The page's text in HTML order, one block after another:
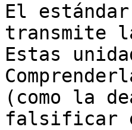
El estándar
transmite
Estas
(como la
falsificar